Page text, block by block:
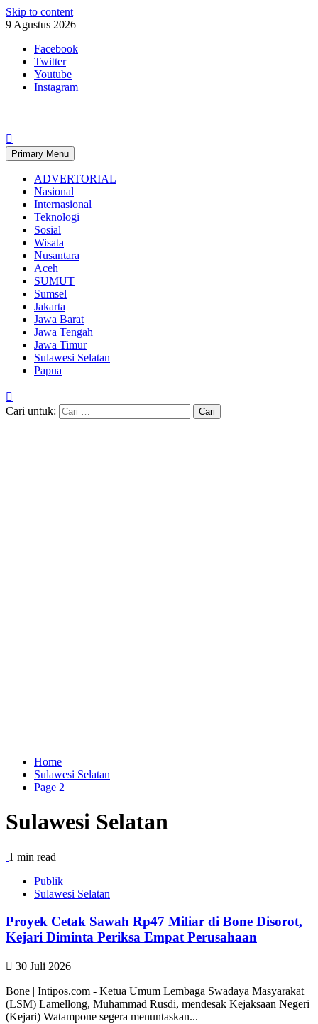
Skip to content
9 Agustus 2026
Facebook
Twitter
Youtube
Instagram
Primary Menu
ADVERTORIAL
Nasional
Internasional
Teknologi
Sosial
Wisata
Nusantara
Aceh
SUMUT
Sumsel
Jakarta
Jawa Barat
Jawa Tengah
Jawa Timur
Sulawesi Selatan
Papua
Cari untuk:
Home
Sulawesi Selatan
Page 2
Sulawesi Selatan
1 min read
Publik
Sulawesi Selatan
Proyek Cetak Sawah Rp47 Miliar di Bone Disorot,
Kejari Diminta Periksa Empat Perusahaan
30 Juli 2026
Bone | Intipos.com - Ketua Umum Lembaga Swadaya Masyarakat
(LSM) Lamellong, Muhammad Rusdi, mendesak Kejaksaan Negeri
(Kejari) Watampone segera menuntaskan...